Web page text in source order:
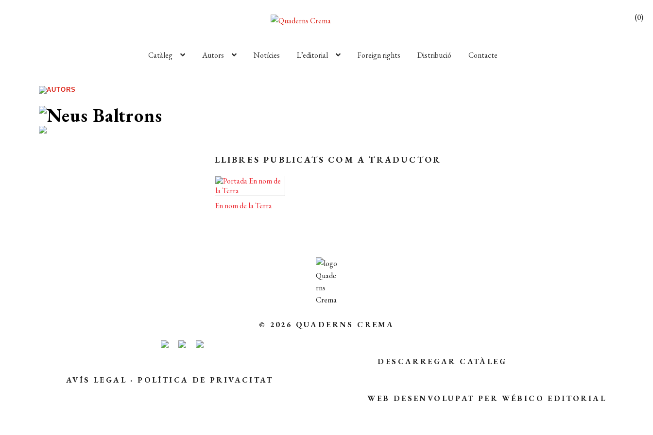
(0)
Catàleg Autors Notícies L’editorial Foreign rights Distribució Contacte
AUTORS
Neus Baltrons
LLIBRES PUBLICATS COM A TRADUCTOR
En nom de la Terra
© 2026 QUADERNS CREMA
DESCARREGAR CATÀLEG
AVÍS LEGAL ·POLÍTICA DE PRIVACITAT
WEB DESENVOLUPAT PER WÉBICO EDITORIAL